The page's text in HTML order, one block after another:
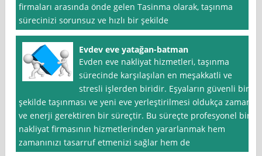
firmaları arasında önde gelen Tasinma olarak, taşınma
sürecinizi sorunsuz ve hızlı bir şekilde
Evdev eve yatağan-batman
Evden eve nakliyat hizmetleri, taşınma
sürecinde karşılaşılan en meşakkatli ve
stresli işlerden biridir. Eşyaların güvenli bir
şekilde taşınması ve yeni eve yerleştirilmesi oldukça zaman
ve enerji gerektiren bir süreçtir. Bu süreçte profesyonel bir
nakliyat firmasının hizmetlerinden yararlanmak hem
zamanınızı tasarruf etmenizi sağlar hem de